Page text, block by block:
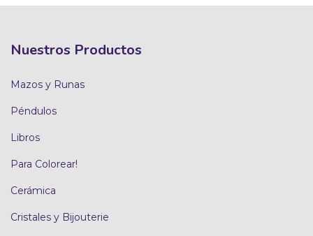
Nuestros Productos
Mazos y Runas
Péndulos
Libros
Para Colorear!
Cerámica
Cristales y Bijouterie